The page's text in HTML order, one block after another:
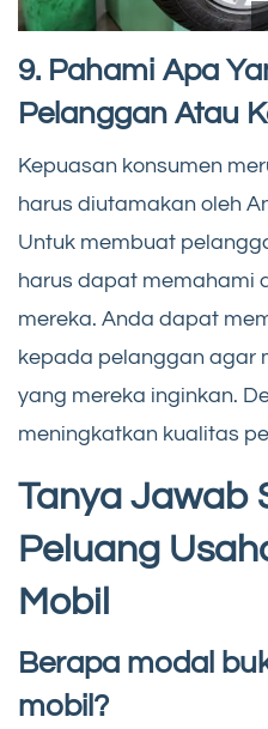
9. Pahami Apa
Pelanggan Atau
Kepuasan konsumen
harus diutamakan oleh
Untuk membuat
harus dapat memahami
mereka. Anda dapat
kepada pelanggan agar
yang mereka inginkan.
meningkatkan kualitas
Tanya Jawab
Peluang
Mobil
Berapa modal
mobil?